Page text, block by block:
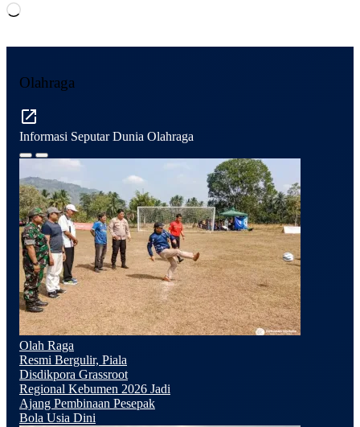
Memuat...
Olahraga
Informasi Seputar Dunia Olahraga
Olah Raga
Resmi Bergulir, Piala
Disdikpora Grassroot
Regional Kebumen 2026 Jadi
Ajang Pembinaan Pesepak
Bola Usia Dini